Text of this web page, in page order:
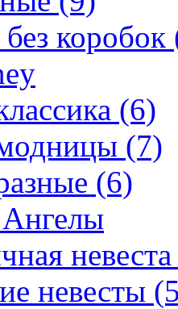
коробок
(6)
(7)
(6)
невесты